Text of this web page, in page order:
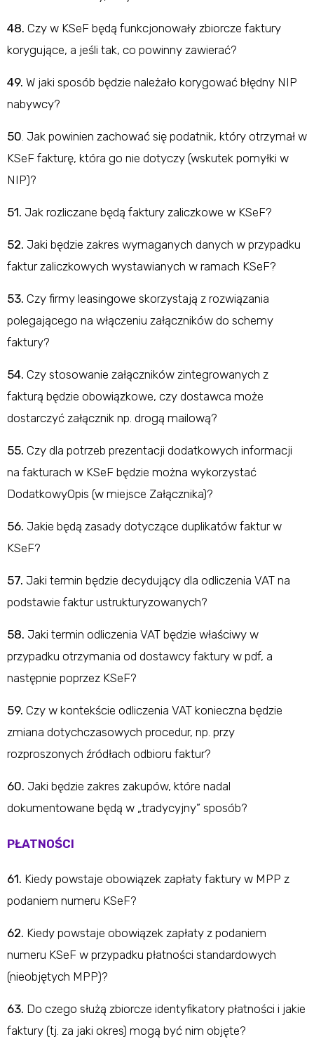
48. Czy w KSeF będą funkcjonowały zbiorcze faktury
korygujące, a jeśli tak, co powinny zawierać?
49. W jaki sposób będzie należało korygować błędny NIP
nabywcy?
50. Jak powinien zachować się podatnik, który otrzymał w
KSeF fakturę, która go nie dotyczy (wskutek pomyłki w
NIP)?
51. Jak rozliczane będą faktury zaliczkowe w KSeF?
52. Jaki będzie zakres wymaganych danych w przypadku
faktur zaliczkowych wystawianych w ramach KSeF?
53. Czy firmy leasingowe skorzystają z rozwiązania
polegającego na włączeniu załączników do schemy
faktury?
54. Czy stosowanie załączników zintegrowanych z
fakturą będzie obowiązkowe, czy dostawca może
dostarczyć załącznik np. drogą mailową?
55. Czy dla potrzeb prezentacji dodatkowych informacji
na fakturach w KSeF będzie można wykorzystać
DodatkowyOpis (w miejsce Załącznika)?
56. Jakie będą zasady dotyczące duplikatów faktur w
KSeF?
57. Jaki termin będzie decydujący dla odliczenia VAT na
podstawie faktur ustrukturyzowanych?
58. Jaki termin odliczenia VAT będzie właściwy w
przypadku otrzymania od dostawcy faktury w pdf, a
następnie poprzez KSeF?
59. Czy w kontekście odliczenia VAT konieczna będzie
zmiana dotychczasowych procedur, np. przy
rozproszonych źródłach odbioru faktur?
60. Jaki będzie zakres zakupów, które nadal
dokumentowane będą w „tradycyjny” sposób?
PŁATNOŚCI
61. Kiedy powstaje obowiązek zapłaty faktury w MPP z
podaniem numeru KSeF?
62. Kiedy powstaje obowiązek zapłaty z podaniem
numeru KSeF w przypadku płatności standardowych
(nieobjętych MPP)?
63. Do czego służą zbiorcze identyfikatory płatności i jakie
faktury (tj. za jaki okres) mogą być nim objęte?